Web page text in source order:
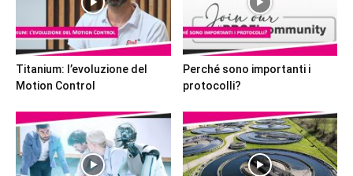
Titanium: l’evoluzione del
Motion Control
Perché sono importanti i
protocolli?